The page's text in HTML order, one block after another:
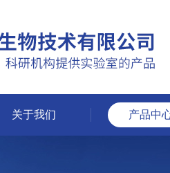
关于我们 产品中